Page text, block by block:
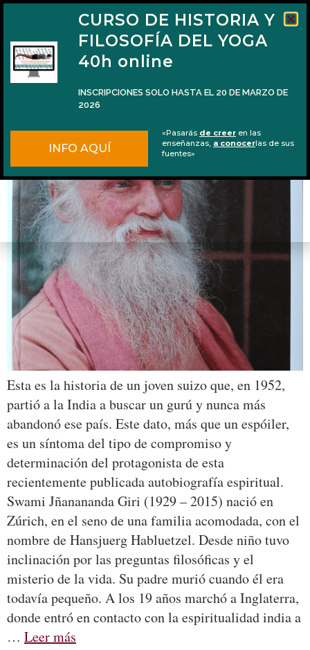
Reseña del libro «Viaje transcendental» de
Swami Jñanananda Giri
Esta es la historia de un joven suizo que, en 1952,
partió a la India a buscar un gurú y nunca más
abandonó ese país. Este dato, más que un espóiler,
es un síntoma del tipo de compromiso y
determinación del protagonista de esta
recientemente publicada autobiografía espiritual.
Swami Jñanananda Giri (1929 – 2015) nació en
Zúrich, en el seno de una familia acomodada, con el
nombre de Hansjuerg Habluetzel. Desde niño tuvo
inclinación por las preguntas filosóficas y el
misterio de la vida. Su padre murió cuando él era
todavía pequeño. A los 19 años marchó a Inglaterra,
donde entró en contacto con la espiritualidad india a
… Leer más
CURSO DE HISTORIA Y
FILOSOFÍA DEL YOGA
40h online
INSCRIPCIONES SOLO HASTA EL 20 DE MARZO DE
2026
INFO AQUÍ
«Pasarás de creer en las
enseñanzas, a conocerlas de sus
fuentes»